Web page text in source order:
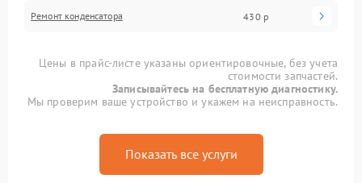
Ремонт конденсатора 430 р
Цены в прайс-листе указаны ориентировочные, без учета
стоимости запчастей.
Записывайтесь на бесплатную диагностику.
Мы проверим ваше устройство и укажем на неисправность.
Показать все услуги